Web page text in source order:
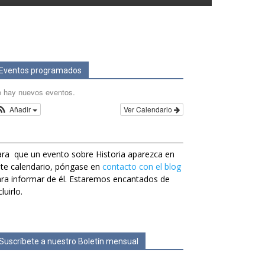
Eventos programados
hay nuevos eventos.
Ver Calendario
Añadir
que un evento sobre Historia aparezca en
calendario, póngase en contacto con el blog
informar de él. Estaremos encantados de
a nuestro Boletín mensual